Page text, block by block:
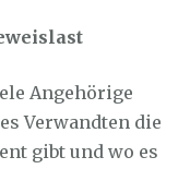
Angehörige
Verwandten die
gibt und wo es